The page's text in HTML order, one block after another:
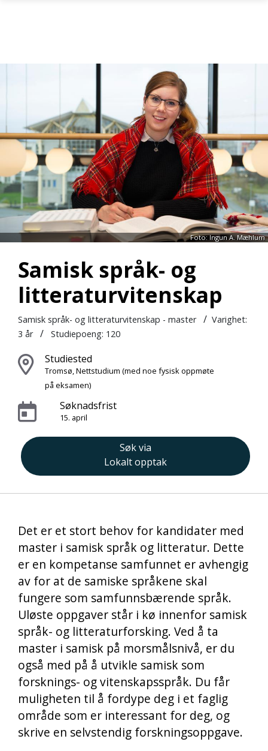
Gå til hovedinnhold
Foto: Ingun A. Mæhlum
Samisk språk- og
litteraturvitenskap
Samisk språk- og litteraturvitenskap - master / Varighet:
3 år / Studiepoeng: 120
Studiested
Tromsø, Nettstudium (med noe fysisk oppmøte
på eksamen)
Søknadsfrist
15. april
Søk via
Lokalt opptak
Det er et stort behov for kandidater med
master i samisk språk og litteratur. Dette
er en kompetanse samfunnet er avhengig
av for at de samiske språkene skal
fungere som samfunnsbærende språk.
Uløste oppgaver står i kø innenfor samisk
språk- og litteraturforsking. Ved å ta
master i samisk på morsmålsnivå, er du
også med på å utvikle samisk som
forsknings- og vitenskapsspråk. Du får
muligheten til å fordype deg i et faglig
område som er interessant for deg, og
skrive en selvstendig forskningsoppgave.